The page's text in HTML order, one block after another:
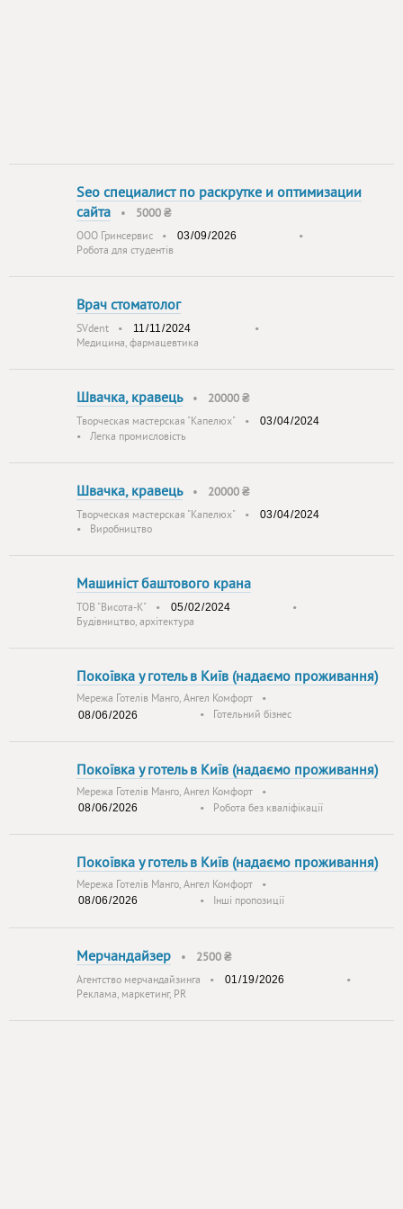
Seo специалист по раскрутке и оптимизации
сайта • 5000 ₴
ООО Гринсервис •
•
Робота для студентів
Врач стоматолог
SVdent •
•
Медицина, фармацевтика
Швачка, кравець• 20000 ₴
Творческая мастерская "Капелюх" •
• Легка промисловість
Швачка, кравець• 20000 ₴
Творческая мастерская "Капелюх" •
•
Виробництво
Машиніст баштового крана
ТОВ "Висота-К" •
•
Будівництво, архітектура
Покоївка у готель в Київ (надаємо проживання)
Мережа Готелів Манго, Ангел Комфорт •
• Готельний бізнес
Покоївка у готель в Київ (надаємо проживання)
Мережа Готелів Манго, Ангел Комфорт •
•
Робота без кваліфікації
Покоївка у готель в Київ (надаємо проживання)
Мережа Готелів Манго, Ангел Комфорт •
•
Інші пропозиції
Мерчандайзер • 2500 ₴
Агентство мерчандайзинга •
•
Реклама, маркетинг, PR